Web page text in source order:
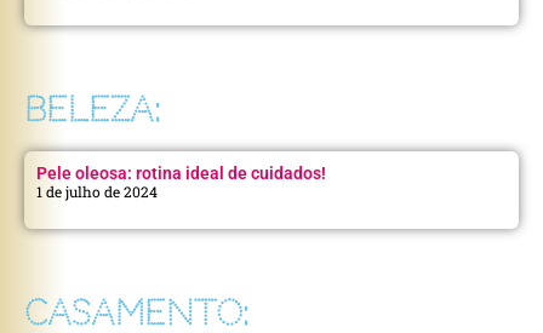
BELEZA:
Pele oleosa: rotina ideal de cuidados!
1 de julho de 2024
CASAMENTO: